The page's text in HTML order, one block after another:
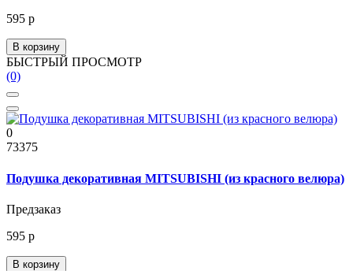
595 р
В корзину
БЫСТРЫЙ ПРОСМОТР
(0)
0
73375
Подушка декоративная MITSUBISHI (из красного велюра)
Предзаказ
595 р
В корзину